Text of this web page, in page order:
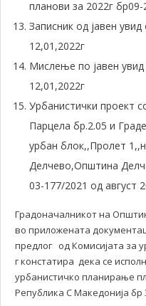
планови за 2022г
Записник од јавен
12,01,2022г
Мислење по јавен
12,01,2022г
Урбанистички проект
Парцела бр.2.05 и
урбан блок,,Пролет
Делчево,Општина
03-177/2021 од август
Градоначалникот на
во приложената
предлог од Комисијата за
г констатира дека се
урбанистичко планирање
Република С Македонија